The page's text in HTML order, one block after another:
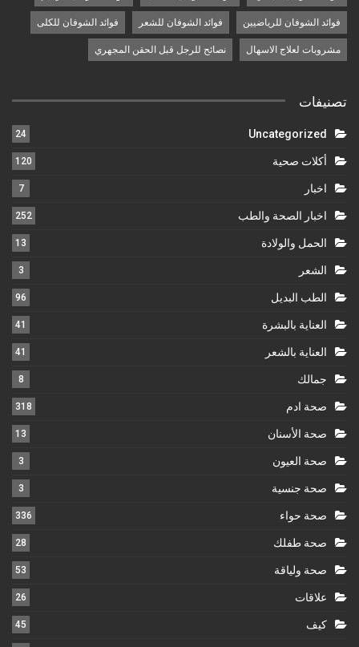
فوائد الشوفان للرياضيين فوائد الشوفان للشعر فوائد الشوفان للكلى
مشروبات لعلاج الاسهال نصائح للرجل قبل الحقن المجهري
تصنيفات
Uncategorized
24
أكلات صحية 120
اخبار 7
اخبار الصحة والطب 252
الحمل والولادة 13
الشعر 3
الطب البديل 96
العناية بالبشرة 41
العناية بالشعر 41
جمالك 8
صحة ادم 318
صحة الأسنان 13
صحة العيون 3
صحة جنسية 3
صحة حواء 336
صحة طفلك 28
صحة ولياقة 53
علاقات 26
كيف 45